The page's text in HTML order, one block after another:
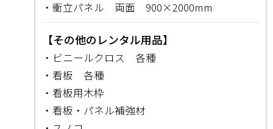
・衝立パネル 両面 900×2000mm
【その他のレンタル用品】
・ビニールクロス 各種
・看板 各種
・看板用木枠
・看板・パネル補強材